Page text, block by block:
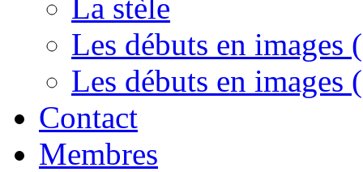
La stèle
Les débuts en images
Les débuts en images
Contact
Membres